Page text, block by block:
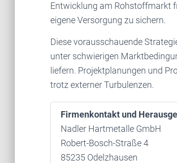
Entwicklung am Rohstoffmarkt
eigene Versorgung zu sichern.
Diese vorausschauende
unter schwierigen
liefern. Projektplanungen und
trotz externer Turbulenzen.
Firmenkontakt und
Nadler Hartmetalle GmbH
Robert-Bosch-Straße 4
85235 Odelzhausen